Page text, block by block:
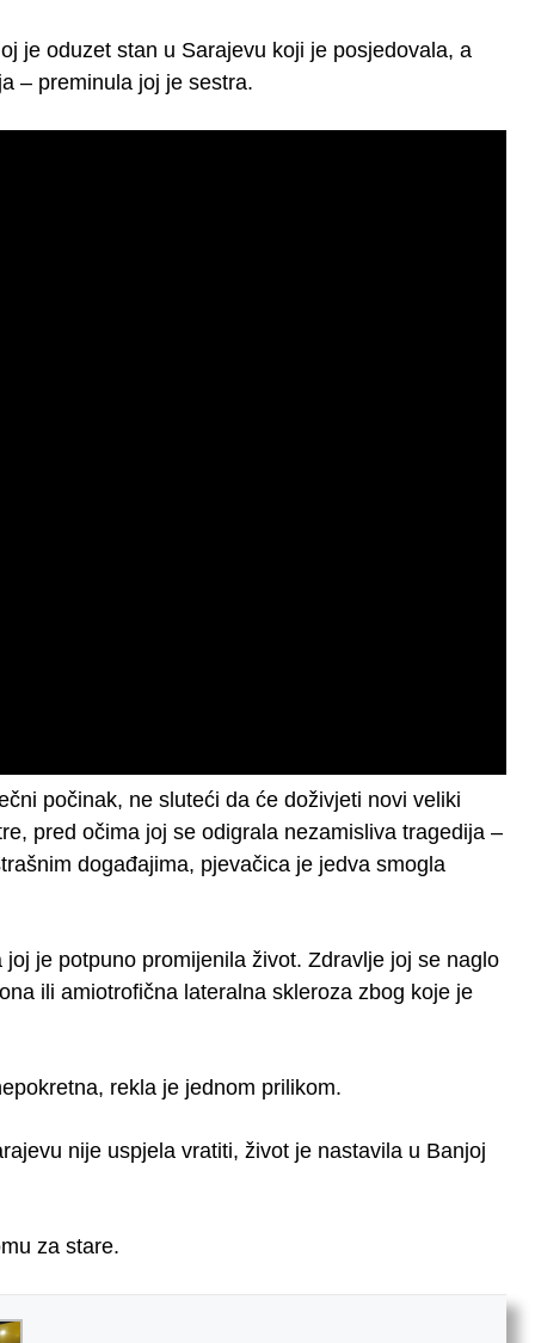
je oduzet stan u Sarajevu koji je posjedovala, a
– preminula joj je sestra.
počinak, ne sluteći da će doživjeti novi veliki
pred očima joj se odigrala nezamisliva tragedija –
događajima, pjevačica je jedva smogla
je potpuno promijenila život. Zdravlje joj se naglo
ili amiotrofična lateralna skleroza zbog koje je
rekla je jednom prilikom.
nije uspjela vratiti, život je nastavila u Banjoj
za stare.